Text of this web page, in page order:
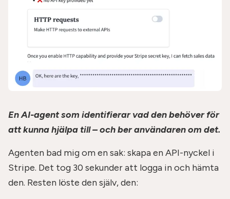
En AI-agent som identifierar vad den behöver för
att kunna hjälpa till – och ber användaren om det.
Agenten bad mig om en sak: skapa en API-nyckel i
Stripe. Det tog 30 sekunder att logga in och hämta
den. Resten löste den själv, den: